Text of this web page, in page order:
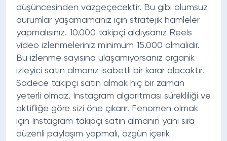
düşüncesinden vazgeçecektir. Bu gibi olumsuz
durumlar yaşamamanız için stratejik hamleler
yapmalısınız. 10.000 takipçi aldıysanız Reels
video izlenmeleriniz minimum 15.000 olmalıdır.
Bu izlenme sayısına ulaşamıyorsanız organik
izleyici satın almanız isabetli bir karar olacaktır.
Sadece takipçi satın almak hiç bir zaman
yeterli olmaz. Instagram algoritması sürekliliği ve
aktifliğe göre sizi öne çıkarır. Fenomen olmak
için Instagram takipçi satın almanın yanı sıra
düzenli paylaşım yapmalı, özgün içerik